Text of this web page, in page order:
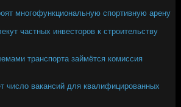
многофункциональную спортивную арену
частных инвесторов к строительству
транспорта займётся комиссия
число вакансий для квалифицированных